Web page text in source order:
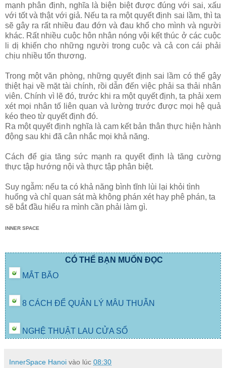
mạnh phân định, nghĩa là biện biệt được đúng với sai, xấu
với tốt và thật với giả. Nếu ta ra một quyết định sai lầm, thì ta
sẽ gây ra rất nhiều đau đớn và đau khổ cho mình và người
khác. Rất nhiều cuộc hôn nhân nóng vội kết thúc ở các cuộc
li dị khiến cho những người trong cuộc và cả con cái phải
chịu nhiều tổn thương.
Trong một văn phòng, những quyết định sai lầm có thể gây
thiệt hại về mặt tài chính, rồi dẫn đến việc phải sa thải nhân
viên. Chính vì lẽ đó, trước khi ra một quyết định, ta phải xem
xét mọi nhân tố liên quan và lường trước được mọi hệ quả
kéo theo từ quyết định đó.
Ra một quyết định nghĩa là cam kết bản thân thực hiện hành
động sau khi đã cân nhắc mọi khả năng.
Cách để gia tăng sức mạnh ra quyết định là tăng cường
thực tập hướng nội và thực tập phân biệt.
Suy ngẫm: nếu ta có khả năng bình tĩnh lùi lại khỏi tình
huống và chỉ quan sát mà không phán xét hay phê phán, ta
sẽ bắt đầu hiểu ra mình cần phải làm gì.
INNER SPACE
CÓ THỂ BẠN MUỐN ĐỌC
MẮT BÃO
8 CÁCH ĐỂ QUẢN LÝ MÂU THUẪN
NGHỆ THUẬT LAU CỬA SỔ
InnerSpace Hanoi vào lúc 08:30